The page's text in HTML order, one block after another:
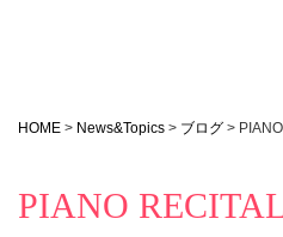
HOME > News&Topics > ブログ >
PIANO